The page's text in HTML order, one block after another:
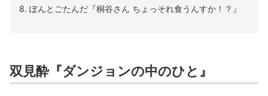
8. ぽんとごたんだ『桐谷さん ちょっそれ食うんすか！？』
双見酔『ダンジョンの中のひと』